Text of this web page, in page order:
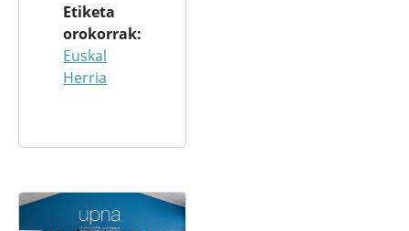
Etiketa
orokorrak
Euskal
Herria